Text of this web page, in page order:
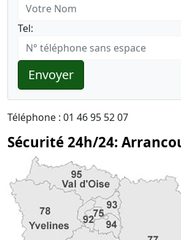
Tel:
Envoyer
Téléphone : 01 46 95 52 07
Sécurité 24h/24: